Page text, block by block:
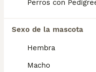
Perros con
Sexo de la mascota
Hembra
Macho
Informarse bien y
decisión.